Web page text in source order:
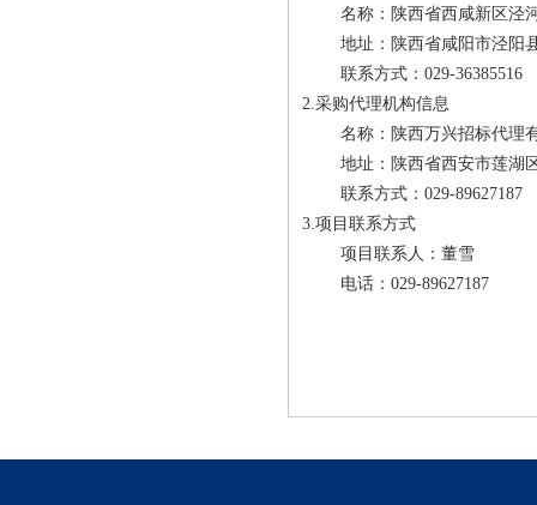
名称： 陕西省西咸新区泾
地址： 陕西省咸阳市泾阳
联系方式： 029-36385516
2.采购代理机构信息
名称： 陕西万兴招标代理
地址： 陕西省西安市莲湖
联系方式： 029-89627187
3.项目联系方式
项目联系人： 董雪
电话： 029-89627187